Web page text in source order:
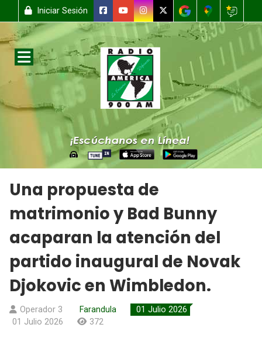
Iniciar Sesión
Una propuesta de
matrimonio y Bad Bunny
acaparan la atención del
partido inaugural de Novak
Djokovic en Wimbledon.
Operador 3 Farandula
01 Julio 2026
01 Julio 2026
372